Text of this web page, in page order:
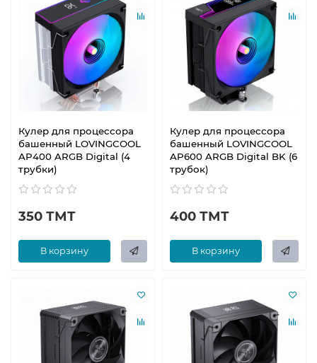
Кулер для процессора
башенный LOVINGCOOL
AP400 ARGB Digital (4
трубки)
350 ТМТ
В корзину
Кулер для процессора
башенный LOVINGCOOL
AP600 ARGB Digital BK (6
трубок)
400 ТМТ
В корзину